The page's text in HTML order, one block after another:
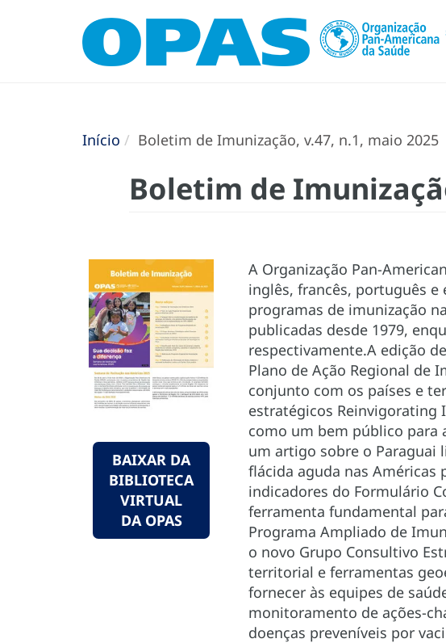
Início Boletim de Imunização, v.47, n.1, maio 2025
Boletim de
BAIXAR DA
BIBLIOTECA
VIRTUAL
DA OPAS
A Organização Pan-
inglês, francês, português
programas de imunização
publicadas desde 1979,
respectivamente.A edição
Plano de Ação Regional de
conjunto com os países e
estratégicos Reinvigorating
como um bem público para
um artigo sobre o Paraguai
flácida aguda nas Américas
indicadores do Formulário
ferramenta fundamental
Programa Ampliado de
o novo Grupo Consultivo
territorial e ferramentas
fornecer às equipes de
monitoramento de ações-
doenças preveníveis por